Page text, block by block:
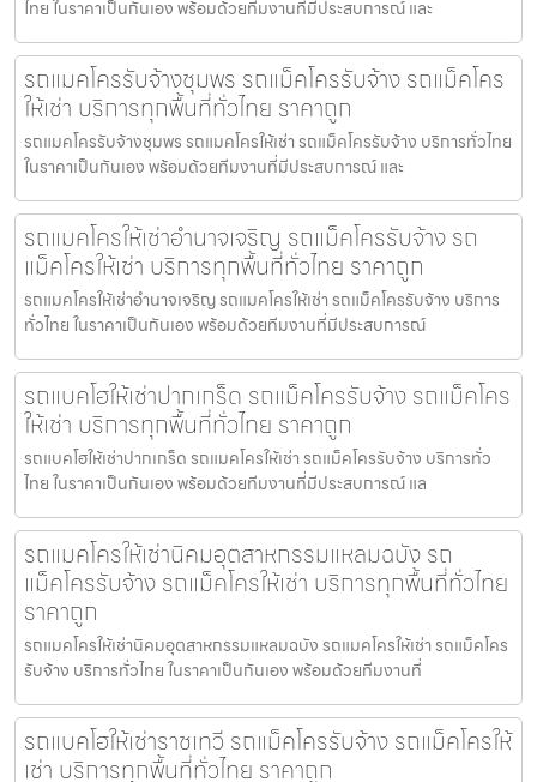
ไทย ในราคาเป็นกันเอง พร้อมด้วยทีมงานที่มีประสบการณ์ และ
รถแมคโครรับจ้างชุมพร รถแม็คโครรับจ้าง รถแม็คโคร
ให้เช่า บริการทุกพื้นที่ทั่วไทย ราคาถูก
รถแมคโครรับจ้างชุมพร รถแมคโครให้เช่า รถแม็คโครรับจ้าง บริการทั่วไทย
ในราคาเป็นกันเอง พร้อมด้วยทีมงานที่มีประสบการณ์ และ
รถแมคโครให้เช่าอำนาจเจริญ รถแม็คโครรับจ้าง รถ
แม็คโครให้เช่า บริการทุกพื้นที่ทั่วไทย ราคาถูก
รถแมคโครให้เช่าอำนาจเจริญ รถแมคโครให้เช่า รถแม็คโครรับจ้าง บริการ
ทั่วไทย ในราคาเป็นกันเอง พร้อมด้วยทีมงานที่มีประสบการณ์
รถแบคโฮให้เช่าปากเกร็ด รถแม็คโครรับจ้าง รถแม็คโคร
ให้เช่า บริการทุกพื้นที่ทั่วไทย ราคาถูก
รถแบคโฮให้เช่าปากเกร็ด รถแมคโครให้เช่า รถแม็คโครรับจ้าง บริการทั่ว
ไทย ในราคาเป็นกันเอง พร้อมด้วยทีมงานที่มีประสบการณ์ แล
รถแมคโครให้เช่านิคมอุตสาหกรรมแหลมฉบัง รถ
แม็คโครรับจ้าง รถแม็คโครให้เช่า บริการทุกพื้นที่ทั่วไทย
ราคาถูก
รถแมคโครให้เช่านิคมอุตสาหกรรมแหลมฉบัง รถแมคโครให้เช่า รถแม็คโคร
รับจ้าง บริการทั่วไทย ในราคาเป็นกันเอง พร้อมด้วยทีมงานที่
รถแบคโฮให้เช่าราชเทวี รถแม็คโครรับจ้าง รถแม็คโครให้
เช่า บริการทุกพื้นที่ทั่วไทย ราคาถูก